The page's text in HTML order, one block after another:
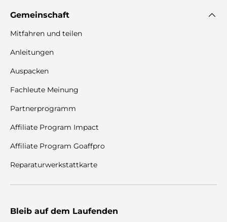
Gemeinschaft
Mitfahren und teilen
Anleitungen
Auspacken
Fachleute Meinung
Partnerprogramm
Affiliate Program Impact
Affiliate Program Goaffpro
Reparaturwerkstattkarte
Bleib auf dem Laufenden